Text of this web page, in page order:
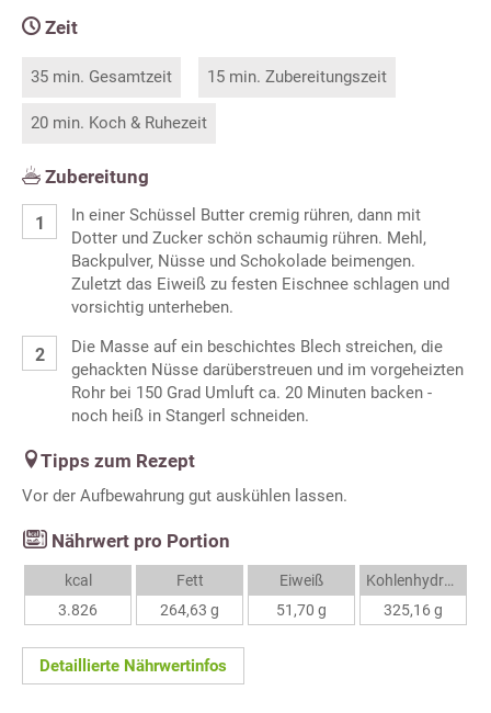
Zeit
35 min. Gesamtzeit 15 min. Zubereitungszeit
20 min. Koch & Ruhezeit
Zubereitung
In einer Schüssel Butter cremig rühren, dann mit
Dotter und Zucker schön schaumig rühren. Mehl,
Backpulver, Nüsse und Schokolade beimengen.
Zuletzt das Eiweiß zu festen Eischnee schlagen und
vorsichtig unterheben.
Die Masse auf ein beschichtes Blech streichen, die
gehackten Nüsse darüberstreuen und im vorgeheizten
Rohr bei 150 Grad Umluft ca. 20 Minuten backen -
noch heiß in Stangerl schneiden.
Tipps zum Rezept
Vor der Aufbewahrung gut auskühlen lassen.
Nährwert pro Portion
kcal
3.826
Fett
264,63 g
Eiweiß
51,70 g
Kohlenhydrate
325,16 g
Detaillierte Nährwertinfos